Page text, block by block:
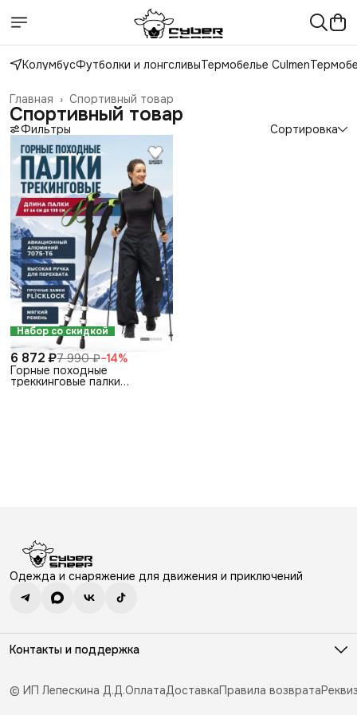
КолумбусФутболки и лонгсливыТермобелье Culmen
Спортивный товар
Главная ›
Спортивный товар
Фильтры Сортировка
Набор со скидкой
6 872 ₽7 990 ₽−14%
Горные походные
треккинговые палки
Одежда и снаряжение для движения и приключений
Контакты и поддержка
Эл. почта
e.sales@cybersheep.ru
© ИП Лепескина Д.Д.ОплатаДоставкаПравила возврата